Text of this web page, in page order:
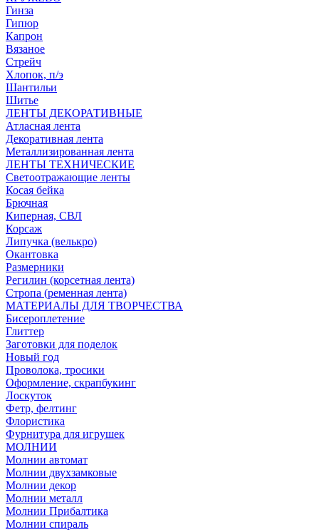
Гинза
Гипюр
Капрон
Вязаное
Стрейч
Хлопок, п/э
Шантильи
Шитье
ЛЕНТЫ ДЕКОРАТИВНЫЕ
Атласная лента
Декоративная лента
Металлизированная лента
ЛЕНТЫ ТЕХНИЧЕСКИЕ
Светоотражающие ленты
Косая бейка
Брючная
Киперная, СВЛ
Корсаж
Липучка (велькро)
Окантовка
Размерники
Регилин (корсетная лента)
Стропа (ременная лента)
МАТЕРИАЛЫ ДЛЯ ТВОРЧЕСТВА
Бисероплетение
Глиттер
Заготовки для поделок
Новый год
Проволока, тросики
Оформление, скрапбукинг
Лоскуток
Фетр, фелтинг
Флористика
Фурнитура для игрушек
МОЛНИИ
Молнии автомат
Молнии двухзамковые
Молнии декор
Молнии металл
Молнии Прибалтика
Молнии спираль